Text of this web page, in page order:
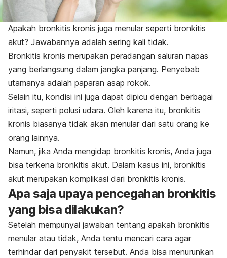
Apakah bronkitis kronis juga menular seperti bronkitis
akut? Jawabannya adalah sering kali tidak.
Bronkitis kronis merupakan peradangan saluran napas
yang berlangsung dalam jangka panjang. Penyebab
utamanya adalah paparan asap rokok.
Selain itu, kondisi ini juga dapat dipicu dengan berbagai
iritasi, seperti polusi udara. Oleh karena itu, bronkitis
kronis biasanya tidak akan menular dari satu orang ke
orang lainnya.
Namun, jika Anda mengidap bronkitis kronis, Anda juga
bisa terkena bronkitis akut. Dalam kasus ini, bronkitis
akut merupakan komplikasi dari bronkitis kronis.
Apa saja upaya pencegahan bronkitis
yang bisa dilakukan?
Setelah mempunyai jawaban tentang apakah bronkitis
menular atau tidak, Anda tentu mencari cara agar
terhindar dari penyakit tersebut. Anda bisa menurunkan